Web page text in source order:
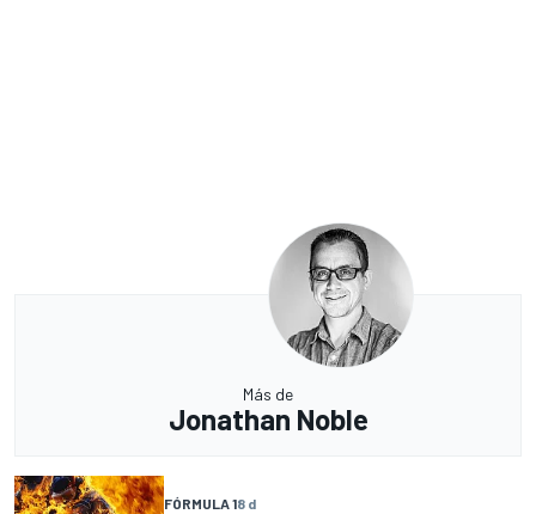
Más de
Jonathan Noble
FÓRMULA 18 d